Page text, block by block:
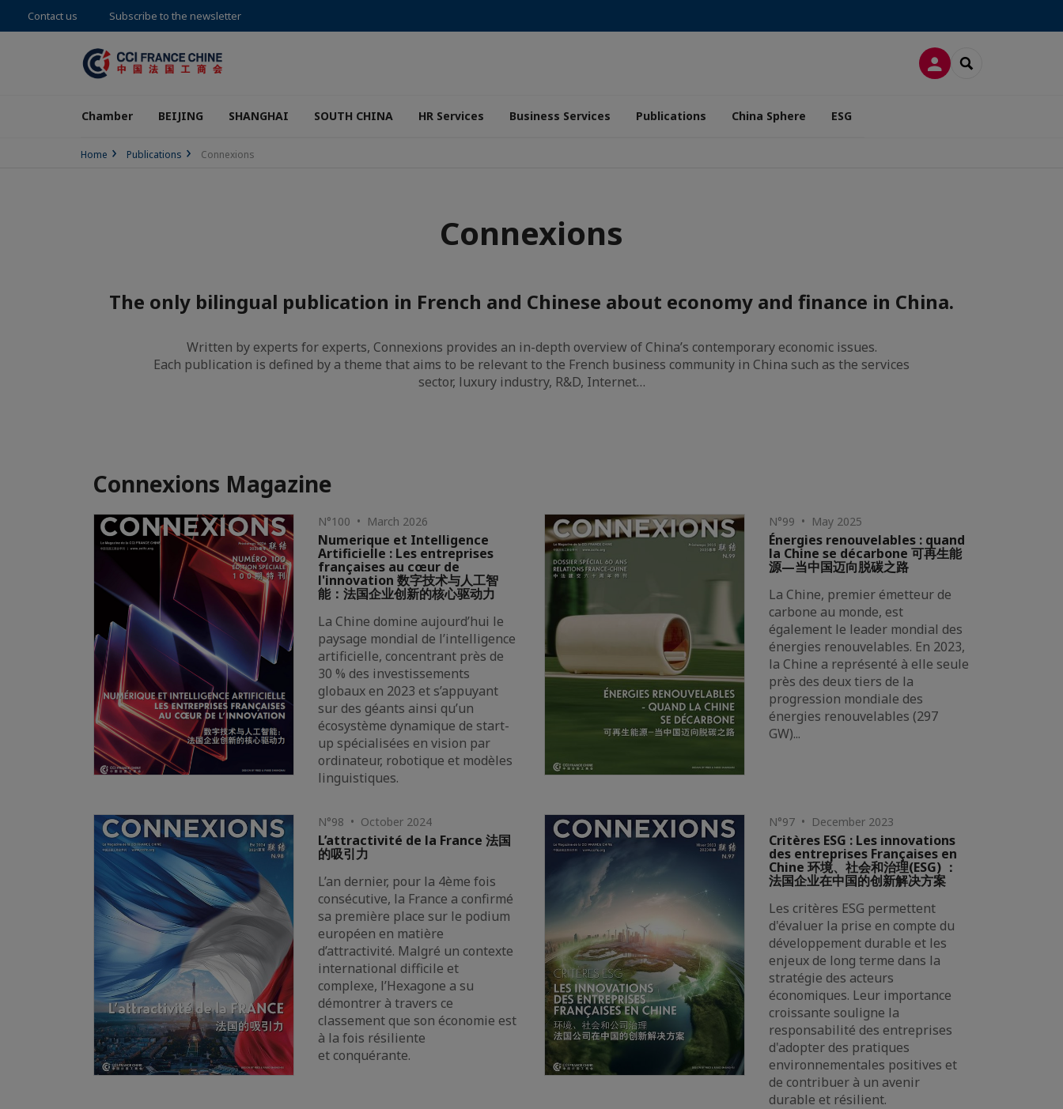
Contact us Subscribe to the newsletter
LOG INSEARCH
Chamber BEIJING SHANGHAI SOUTH CHINA HR Services Business Services Publications China Sphere ESG
Home Publications Connexions
Connexions
The only bilingual publication in French and Chinese about economy and finance in China.
Written by experts for experts, Connexions provides an in-depth overview of China’s contemporary economic issues.
Each publication is defined by a theme that aims to be relevant to the French business community in China such as the services
sector, luxury industry, R&D, Internet…
Connexions Magazine
N°100 • March 2026
Numerique et Intelligence
Artificielle : Les entreprises
françaises au cœur de
l'innovation 数字技术与人工智
能：法国企业创新的核心驱动力
La Chine domine aujourd’hui le
paysage mondial de l’intelligence
artificielle, concentrant près de
30 % des investissements
globaux en 2023 et s’appuyant
sur des géants ainsi qu’un
écosystème dynamique de start-
up spécialisées en vision par
ordinateur, robotique et modèles
linguistiques.
N°99 • May 2025
Énergies renouvelables : quand
la Chine se décarbone 可再生能
源—当中国迈向脱碳之路
La Chine, premier émetteur de
carbone au monde, est
également le leader mondial des
énergies renouvelables. En 2023,
la Chine a représenté à elle seule
près des deux tiers de la
progression mondiale des
énergies renouvelables (297
GW)...
N°98 • October 2024
L’attractivité de la France 法国
的吸引力
L’an dernier, pour la 4ème fois
consécutive, la France a confirmé
sa première place sur le podium
européen en matière
d’attractivité. Malgré un contexte
international difficile et
complexe, l’Hexagone a su
démontrer à travers ce
classement que son économie est
à la fois résiliente
et conquérante.
N°97 • December 2023
Critères ESG : Les innovations
des entreprises Françaises en
Chine 环境、社会和治理(ESG) ：
法国企业在中国的创新解决方案
Les critères ESG permettent
d'évaluer la prise en compte du
développement durable et les
enjeux de long terme dans la
stratégie des acteurs
économiques. Leur importance
croissante souligne la
responsabilité des entreprises
d'adopter des pratiques
environnementales positives et
de contribuer à un avenir
durable et résilient.